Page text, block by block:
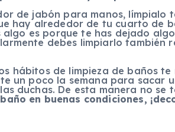
de jabón para manos, límpialo
hay alrededor de tu cuarto de
algo es porque te has dejado
debes limpiarlo también
hábitos de limpieza de baños
un poco la semana para sacar
duchas. De esta manera no se
en buenas condiciones,